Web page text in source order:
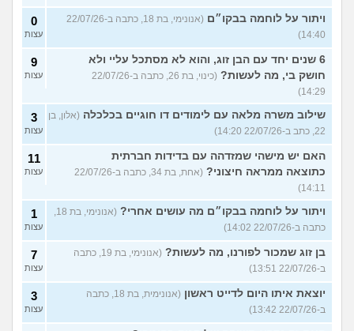
ויתור על לוחמה בבקו״ם
(אנונימי, בת 18, כתבה ב-22/07/26
14:40)
0
עצות
6 שנים יחד עם הבן זוג, והוא לא מסתכל עליי ולא
חושק בי, מה לעשות?
(כינוי, בת 26, כתבה ב-22/07/26
14:29)
9
עצות
שילוב משרה מלאה עם לימודים דו חוגיים בכלכלה (אלון, בן
22, כתב ב-22/07/26 14:20)
3
עצות
האם יש מישהי שמזדהה עם בדידות חברתית
כתוצאה ממראה חיצוני?
(אחת, בת 34, כתבה ב-22/07/26
14:11)
11
עצות
ויתור על לוחמה בבקו״ם מה עושים אחרי?
כתבה ב-22/07/26 14:02)
1
עצות
בן זוג שמכור לפורנו, מה לעשות?
(אנונימי, בת 19, כתבה
ב-22/07/26 13:51)
7
עצות
יוצאת איתו היום לדייט ראשון
(אנונימית, בת 18, כתבה
ב-22/07/26 13:42)
3
עצות